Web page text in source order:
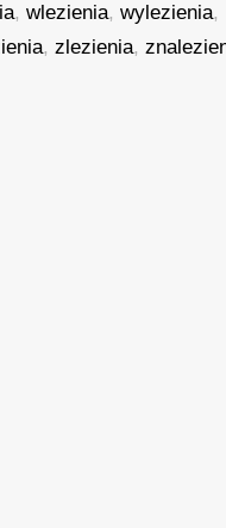
,wlezienia,wylezienia,
,zlezienia,